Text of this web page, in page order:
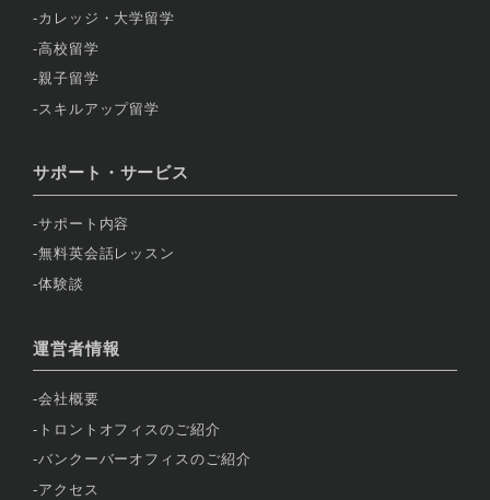
カレッジ・大学留学
高校留学
親子留学
スキルアップ留学
サポート・サービス
サポート内容
無料英会話レッスン
体験談
運営者情報
会社概要
トロントオフィスのご紹介
バンクーバーオフィスのご紹介
アクセス